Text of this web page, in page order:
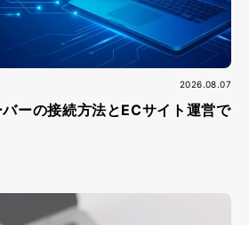
2026.08.07
ーの接続方法とECサイト運営で